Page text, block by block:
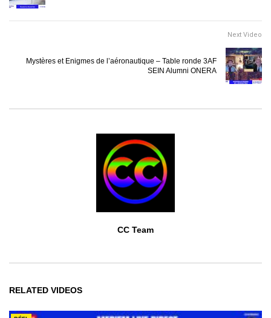
Next Video
Mystères et Enigmes de l’aéronautique – Table ronde 3AF
SEIN Alumni ONERA
CC Team
RELATED VIDEOS